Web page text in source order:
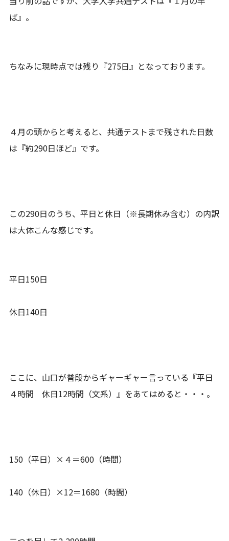
ば』。
ちなみに現時点では残り『275日』となっております。
４月の頭からと考えると、共通テストまで残された日数
は『約290日ほど』です。
この290日のうち、平日と休日（※長期休み含む）の内訳
は大体こんな感じです。
平日150日
休日140日
ここに、山口が普段からギャーギャー言っている『平日
４時間 休日12時間（文系）』をあてはめると・・・。
150（平日）×４＝600（時間）
140（休日）×12＝1680（時間）